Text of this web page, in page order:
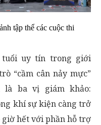
ảnh tập thể các cuộc thi
tuổi uy tín trong giới
“cầm cân nảy mực”
là ba vị giám khảo:
khí sự kiện càng trở
giờ hết với phần hỗ trợ